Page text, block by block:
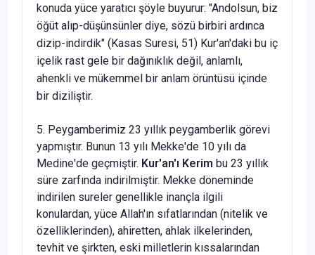
konuda yüce yaratıcı şöyle buyurur: "Andolsun, biz
öğüt alıp-düşünsünler diye, sözü birbiri ardınca
dizip-indirdik" (Kasas Suresi, 51) Kur'an'daki bu iç
içelik rast gele bir dağınıklık değil, anlamlı,
ahenkli ve mükemmel bir anlam örüntüsü içinde
bir diziliştir.
5. Peygamberimiz 23 yıllık peygamberlik görevi
yapmıştır. Bunun 13 yılı Mekke'de 10 yılı da
Medine'de geçmiştir. Kur'an'ı Kerim bu 23 yıllık
süre zarfında indirilmiştir. Mekke döneminde
indirilen sureler genellikle inançla ilgili
konulardan, yüce Allah'ın sıfatlarından (nitelik ve
özelliklerinden), ahiretten, ahlak ilkelerinden,
tevhit ve şirkten, eski milletlerin kıssalarından